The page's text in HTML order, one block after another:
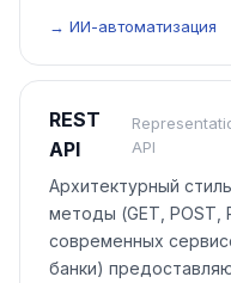
→ ИИ-автоматизация
REST
API
API
Архитектурный
методы (GET, POST,
современных
банки)